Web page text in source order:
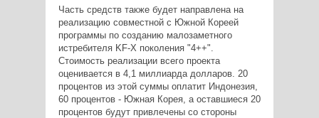
Часть средств также будет направлена на
реализацию совместной с Южной Кореей
программы по созданию малозаметного
истребителя KF-X поколения "4++".
Стоимость реализации всего проекта
оценивается в 4,1 миллиарда долларов. 20
процентов из этой суммы оплатит Индонезия,
60 процентов - Южная Корея, а оставшиеся 20
процентов будут привлечены со стороны